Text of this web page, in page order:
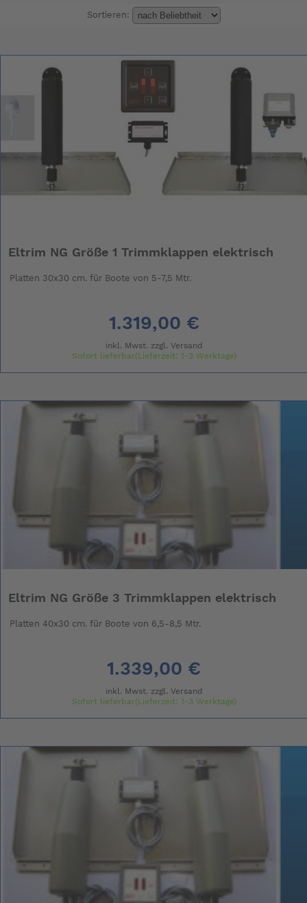
Sortieren:
Eltrim NG Größe 1 Trimmklappen elektrisch
Platten 30x30 cm. für Boote von 5-7,5 Mtr.
1.319,00 €
inkl. Mwst. zzgl. Versand
Sofort lieferbar(Lieferzeit: 1-3 Werktage)
Eltrim NG Größe 3 Trimmklappen elektrisch
Platten 40x30 cm. für Boote von 6,5-8,5 Mtr.
1.339,00 €
inkl. Mwst. zzgl. Versand
Sofort lieferbar(Lieferzeit: 1-3 Werktage)